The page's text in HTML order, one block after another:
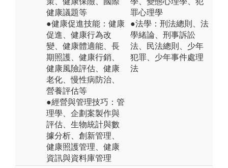
健康議題等
●健康促進技能：健康
促進、健康行為改
變、健康體適能、長
期照護、健康行銷、
健康風險評估、健康
老化、慢性病防治、
營養評估等
●經營與管理技巧：管
理學、企劃案製作與
評估、生物統計與數
據分析、創新管理、
健康照護管理、健康
資訊與資料庫管理
罪心理學
●法學：刑法總則、法
學緒論、刑事訴訟
法、民法總則、少年
犯罪、少年事件處理
法